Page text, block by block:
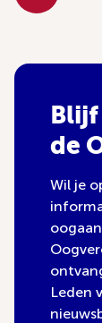
de
Wil je
Leden